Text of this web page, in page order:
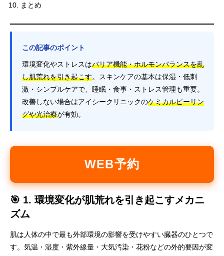
まとめ
この記事のポイント
環境変化やストレスはバリア機能・ホルモンバランスを乱
し肌荒れを引き起こす。スキンケアの基本は保湿・低刺
激・シンプルケアで、睡眠・食事・ストレス管理も重要。
改善しない場合はアイシークリニックのケミカルピーリン
グや光治療が有効。
WEB予約
🎯 1. 環境変化が肌荒れを引き起こすメカニ
ズム
肌は人体の中で最も外部環境の影響を受けやすい臓器のひとつで
す。気温・湿度・紫外線量・大気汚染・花粉などの外的要因が変